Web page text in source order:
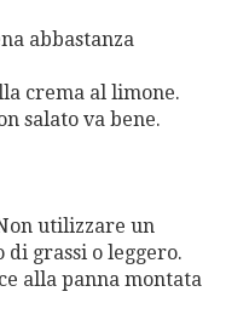
abbastanza
crema al limone.
salato va bene.
utilizzare un
di grassi o leggero.
alla panna montata